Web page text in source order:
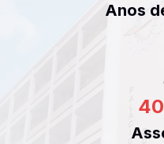
Anos